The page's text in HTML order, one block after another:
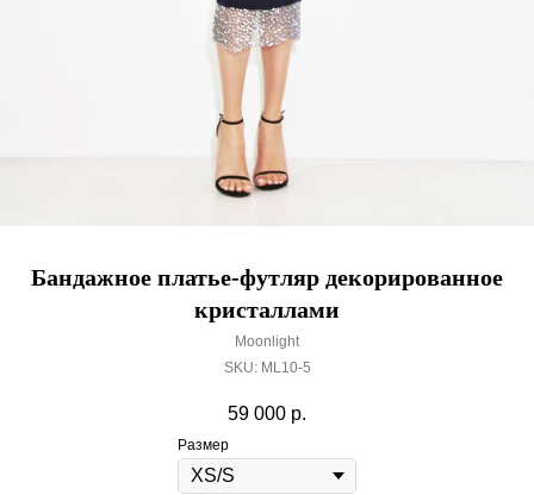
Бандажное платье-футляр декорированное
кристаллами
Moonlight
SKU: ML10-5
59 000 р.
Размер